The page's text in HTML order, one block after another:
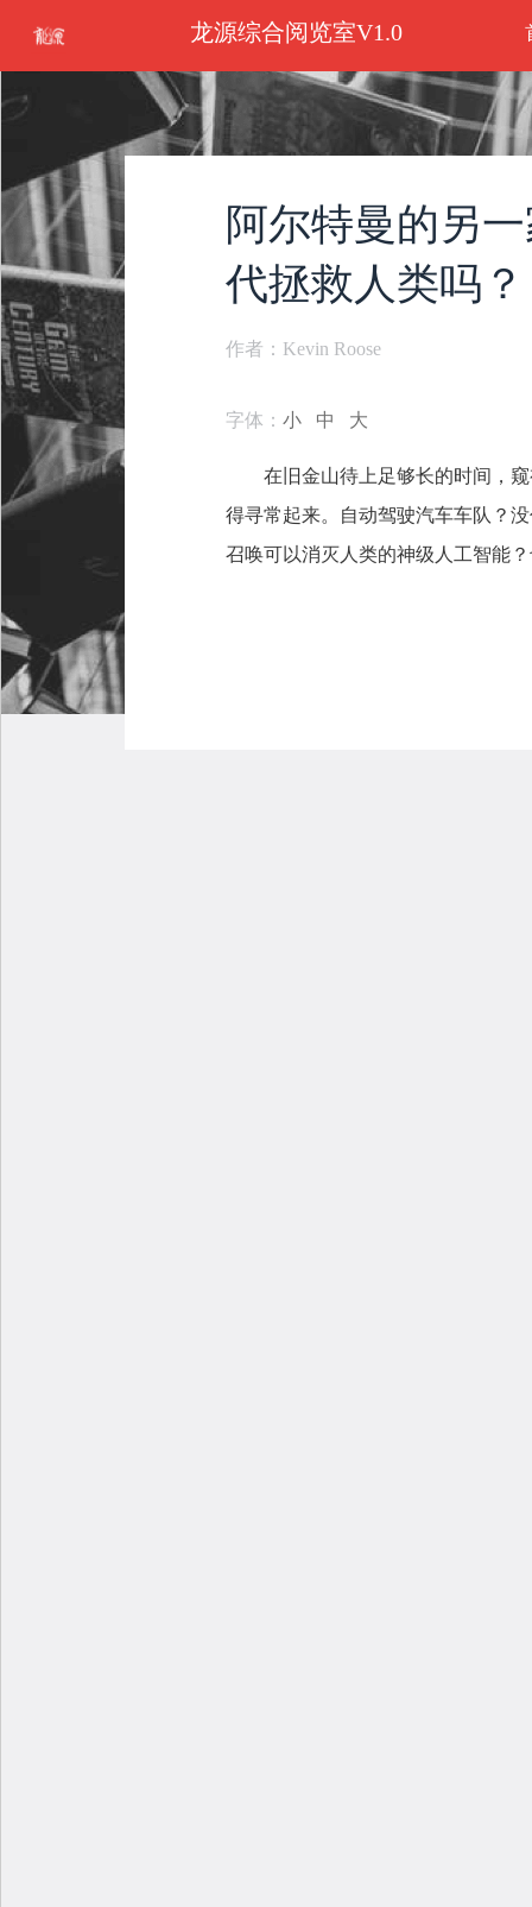
龙源综合阅览室V1.0
阿尔特曼的另
代拯救人类吗？
作者：Kevin Roose
字体：小 中 大
在旧金山待上足够长的时间，
得寻常起来。自动驾驶汽车车队？
召唤可以消灭人类的神级人工智能